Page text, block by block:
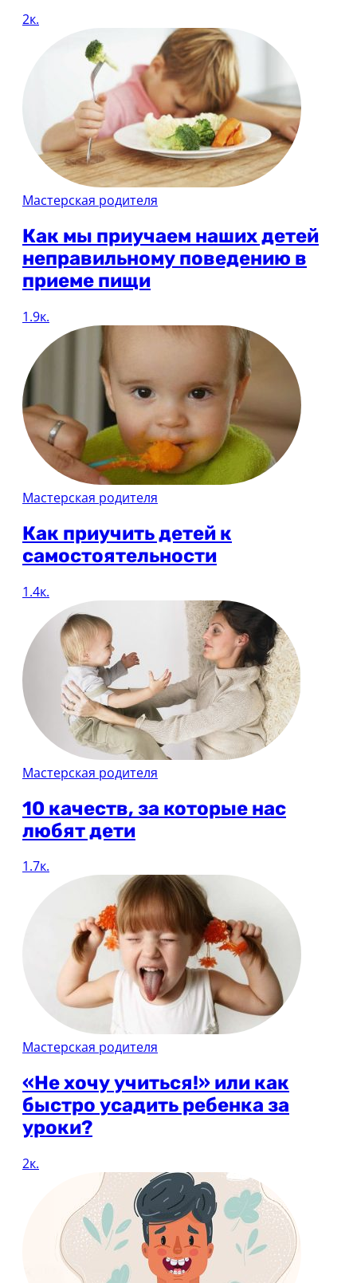
2к.
Мастерская родителя
Как мы приучаем наших детей
неправильному поведению в
приеме пищи
1.9к.
Мастерская родителя
Как приучить детей к
самостоятельности
1.4к.
Мастерская родителя
10 качеств, за которые нас
любят дети
1.7к.
Мастерская родителя
«Не хочу учиться!» или как
быстро усадить ребенка за
уроки?
2к.